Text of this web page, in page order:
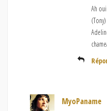
Ah
MyoPaname